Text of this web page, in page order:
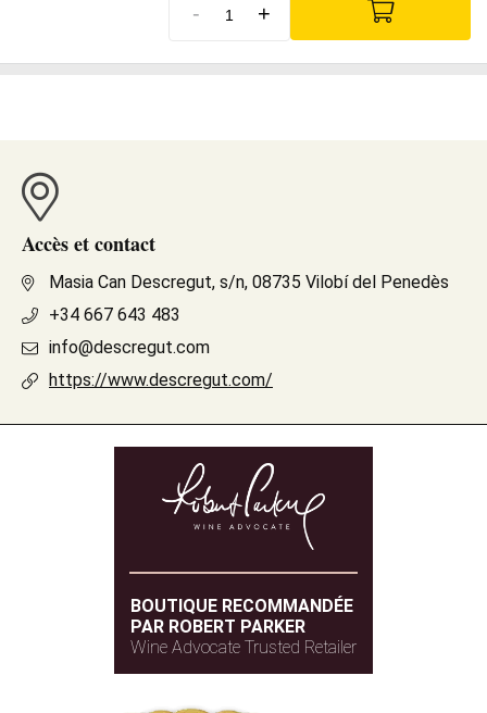
- +
Accès et contact
Masia Can Descregut, s/n, 08735 Vilobí del Penedès
+34 667 643 483
info@descregut.com
https://www.descregut.com/
BOUTIQUE RECOMMANDÉE
PAR ROBERT PARKER
Wine Advocate Trusted Retailer